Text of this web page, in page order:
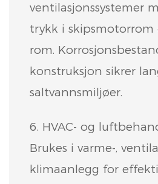
ventilasjonssystemer
trykk i skipsmotorrom
rom.
konstruksjon sikrer
saltvannsmiljøer.
6. HVAC- og
Brukes i varme-,
klimaanlegg for